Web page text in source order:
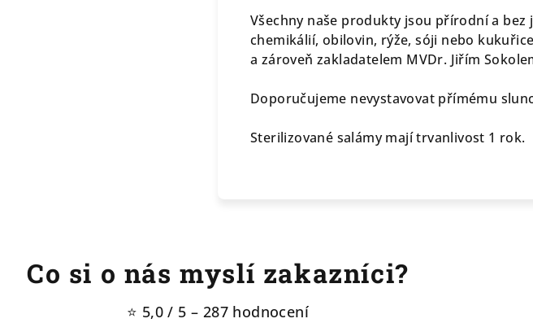
Všechny naše produkty jsou přírodní a
chemikálií, obilovin, rýže, sóji nebo
a zároveň zakladatelem MVDr. Jiřím
Doporučujeme nevystavovat přímému
Sterilizované salámy mají trvanlivost 1 rok.
Co si o nás myslí zakazníci?
⭐ 5,0 / 5 – 287 hodnocení